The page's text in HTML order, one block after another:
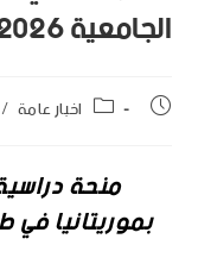
الجامعية 2026-2027
اخبار عامة /
منحة
بموريتانيا في